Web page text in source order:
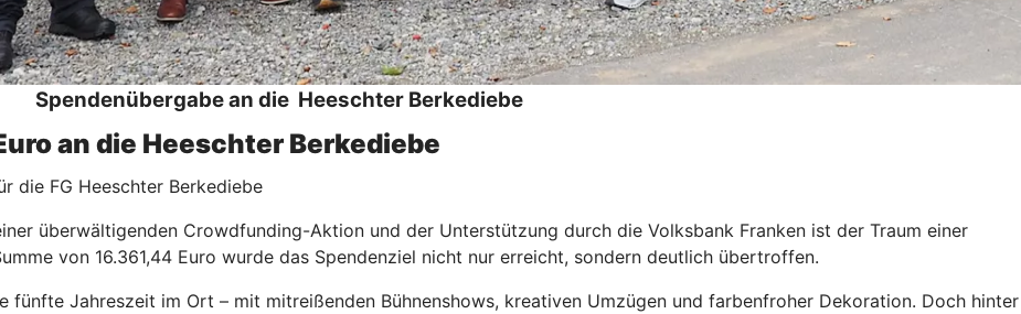
Spendenübergabe an die Heeschter Berkediebe
an die Heeschter Berkediebe
die FG Heeschter Berkediebe
überwältigenden Crowdfunding-Aktion und der Unterstützung durch die Volksbank Franken ist der Traum einer
von 16.361,44 Euro wurde das Spendenziel nicht nur erreicht, sondern deutlich übertroffen.
fünfte Jahreszeit im Ort – mit mitreißenden Bühnenshows, kreativen Umzügen und farbenfroher Dekoration. Doch hinter